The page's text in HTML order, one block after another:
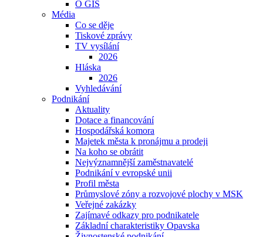
O GIS
Média
Co se děje
Tiskové zprávy
TV vysílání
2026
Hláska
2026
Vyhledávání
Podnikání
Aktuality
Dotace a financování
Hospodářská komora
Majetek města k pronájmu a prodeji
Na koho se obrátit
Nejvýznamnější zaměstnavatelé
Podnikání v evropské unii
Profil města
Průmyslové zóny a rozvojové plochy v MSK
Veřejné zakázky
Zajímavé odkazy pro podnikatele
Základní charakteristiky Opavska